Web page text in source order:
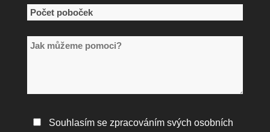
*
Počet
*Jak
ZásadySouhlasím se zpracováním svých osobních